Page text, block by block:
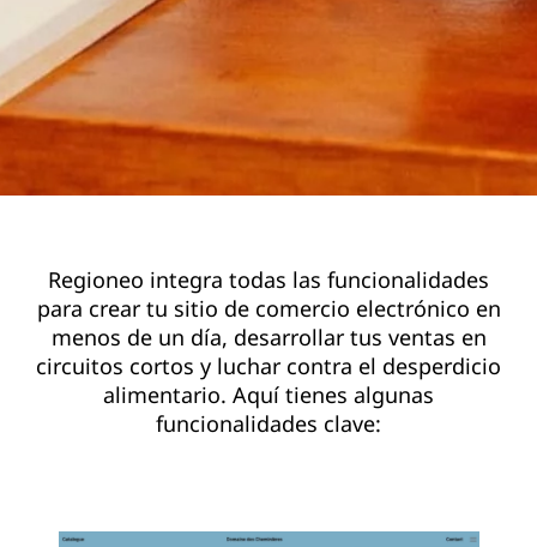
Regioneo integra todas las funcionalidades
para crear tu sitio de comercio electrónico en
menos de un día, desarrollar tus ventas en
circuitos cortos y luchar contra el desperdicio
alimentario. Aquí tienes algunas
funcionalidades clave: